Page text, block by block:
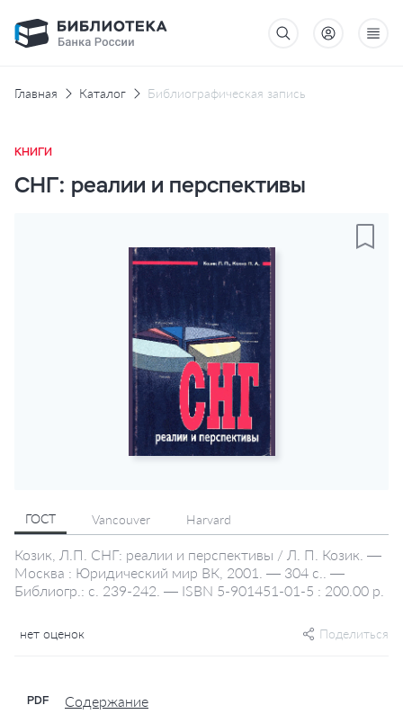
Главная Каталог Библиографическая запись
КНИГИ
СНГ: реалии и перспективы
ГОСТ Vancouver Harvard
Козик, Л.П. СНГ: реалии и перспективы / Л. П. Козик. —
Москва : Юридический мир ВК, 2001. — 304 с.. —
Библиогр.: с. 239-242. — ISBN 5-901451-01-5 : 200.00 р.
нет оценок Поделиться
PDF Содержание